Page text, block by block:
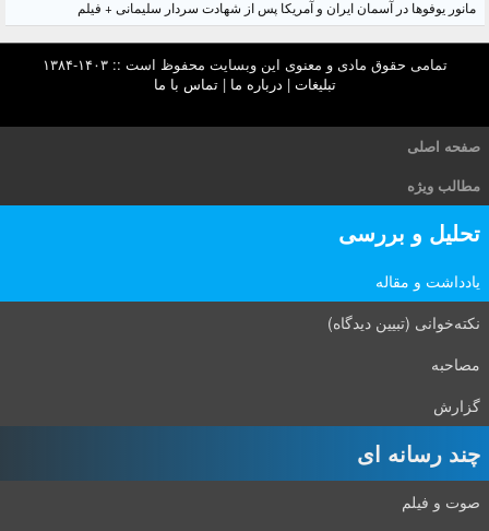
مانور یوفوها در آسمان ایران و آمریکا پس از شهادت سردار سلیمانی + فیلم
تمامی حقوق مادی و معنوی این وبسایت محفوظ است :: ۱۴۰۳-۱۳۸۴
تبلیغات | درباره ما |تماس با ما
صفحه اصلی
مطالب ویژه
تحلیل و بررسی
یادداشت و مقاله
نکته‌خوانی (تبیین دیدگاه)
مصاحبه
گزارش
چند رسانه ای
صوت و فیلم